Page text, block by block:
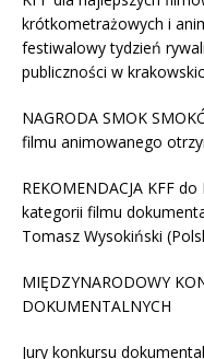
krótkometrażowych i
festiwalowy tydzień
publiczności w
NAGRODA SMOK
filmu animowanego
REKOMENDACJA KFF
kategorii filmu
Tomasz Wysokiński
MIĘDZYNARODOWY
DOKUMENTALNYCH
Jury konkursu